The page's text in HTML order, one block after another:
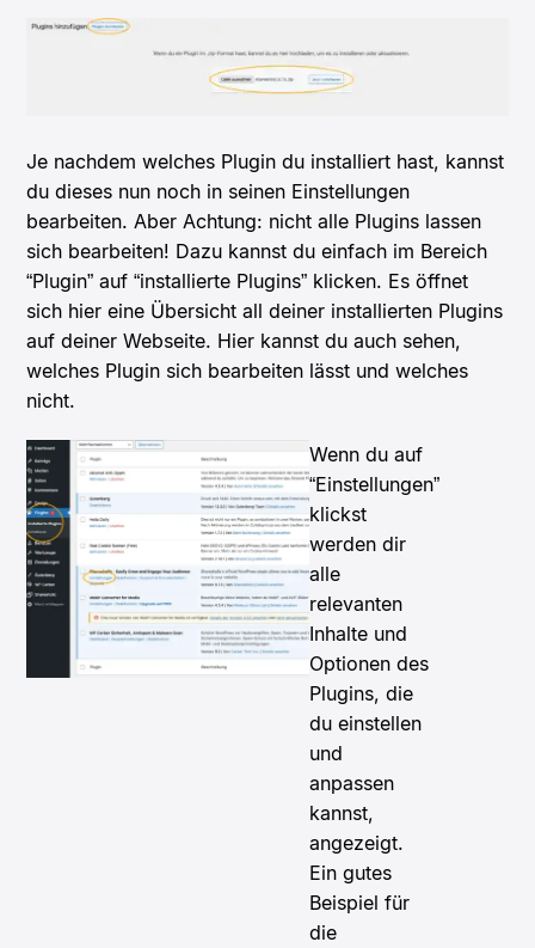
Je nachdem welches Plugin du installiert hast, kannst
du dieses nun noch in seinen Einstellungen
bearbeiten. Aber Achtung: nicht alle Plugins lassen
sich bearbeiten! Dazu kannst du einfach im Bereich
“Plugin” auf “installierte Plugins” klicken. Es öffnet
sich hier eine Übersicht all deiner installierten Plugins
auf deiner Webseite. Hier kannst du auch sehen,
welches Plugin sich bearbeiten lässt und welches
nicht.
Wenn du auf
“Einstellungen”
klickst
werden dir
alle
relevanten
Inhalte und
Optionen des
Plugins, die
du einstellen
und
anpassen
kannst,
angezeigt.
Ein gutes
Beispiel für
die